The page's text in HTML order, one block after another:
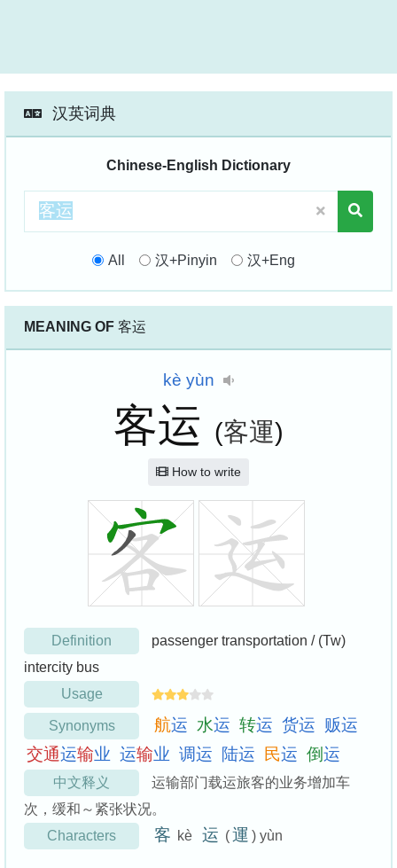
汉英词典
Chinese-English Dictionary
All 汉+Pinyin 汉+Eng
MEANING OF 客运
kè yùn
客运 (客運)
How to write
Definition
passenger transportation / (Tw)
intercity bus
Usage
Synonyms 航运 水运 转运 货运 贩运
交通运输业 运输业 调运 陆运 民运 倒运
中文释义
运输部门载运旅客的业务增加车
次，缓和～紧张状况。
Characters
客 kè 运 (運 ) yùn